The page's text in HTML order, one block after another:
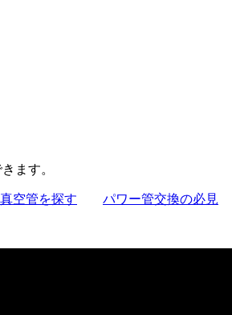
ます。
真空管を探す パワー管交換の必見